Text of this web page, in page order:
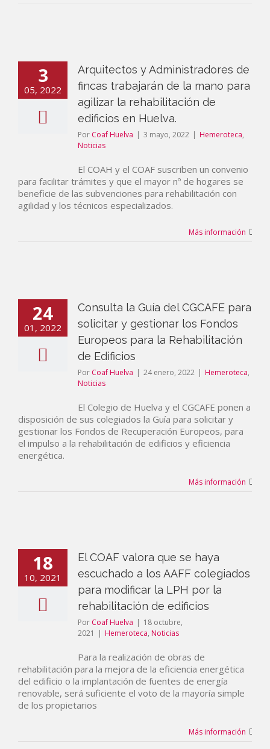
3
05, 2022
Arquitectos y Administradores de
fincas trabajarán de la mano para
agilizar la rehabilitación de
edificios en Huelva.
Por Coaf Huelva | 3 mayo, 2022 | Hemeroteca,
Noticias
El COAH y el COAF suscriben un convenio
para facilitar trámites y que el mayor nº de hogares se
beneficie de las subvenciones para rehabilitación con
agilidad y los técnicos especializados.
Más información
24
01, 2022
Consulta la Guía del CGCAFE para
solicitar y gestionar los Fondos
Europeos para la Rehabilitación
de Edificios
Por Coaf Huelva | 24 enero, 2022 | Hemeroteca,
Noticias
El Colegio de Huelva y el CGCAFE ponen a
disposición de sus colegiados la Guía para solicitar y
gestionar los Fondos de Recuperación Europeos, para
el impulso a la rehabilitación de edificios y eficiencia
energética.
Más información
18
10, 2021
El COAF valora que se haya
escuchado a los AAFF colegiados
para modificar la LPH por la
rehabilitación de edificios
Por Coaf Huelva | 18 octubre,
2021
| Hemeroteca, Noticias
Para la realización de obras de
rehabilitación para la mejora de la eficiencia energética
del edificio o la implantación de fuentes de energía
renovable, será suficiente el voto de la mayoría simple
de los propietarios
Más información